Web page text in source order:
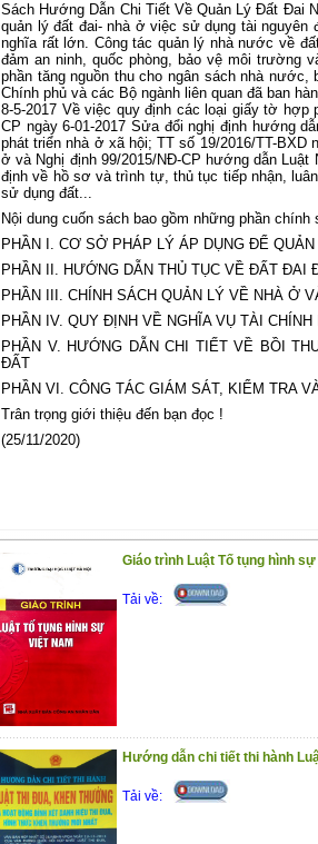
Sách Hướng Dẫn Chi Tiết Về Quản Lý Đất Đai
quản lý đất đai- nhà ở việc sử dụng tài
nghĩa rất lớn. Công tác quản lý nhà nước về
đảm an ninh, quốc phòng, bảo vệ môi trường
phần tăng nguồn thu cho ngân sách nhà
Chính phủ và các Bộ ngành liên quan đã ban
8-5-2017 Về việc quy định các loại giấy tờ
CP ngày 6-01-2017 Sửa đổi nghị định hướng
phát triển nhà ở xã hội; TT số 19/2016/TT-BXD
ở và Nghị định 99/2015/NĐ-CP hướng dẫn Luật
định về hồ sơ và trình tự, thủ tục tiếp nhận,
sử dụng đất...
Nội dung cuốn sách bao gồm những phần chính
PHẦN I. CƠ SỞ PHÁP LÝ ÁP DỤNG ĐỂ
PHẦN II. HƯỚNG DẪN THỦ TỤC VỀ ĐẤT ĐAI
PHẦN III. CHÍNH SÁCH QUẢN LÝ VỀ NHÀ Ở
PHẦN IV. QUY ĐỊNH VỀ NGHĨA VỤ TÀI
PHẦN V. HƯỚNG DẪN CHI TIẾT VỀ BỒI
ĐẤT
PHẦN VI. CÔNG TÁC GIÁM SÁT, KIỂM TRA
Trân trọng giới thiệu đến bạn đọc !
(25/11/2020)
Giáo trình Luật Tố tụng hình sự
Tải về:
Hướng dẫn chi tiết thi hành
Tải về: